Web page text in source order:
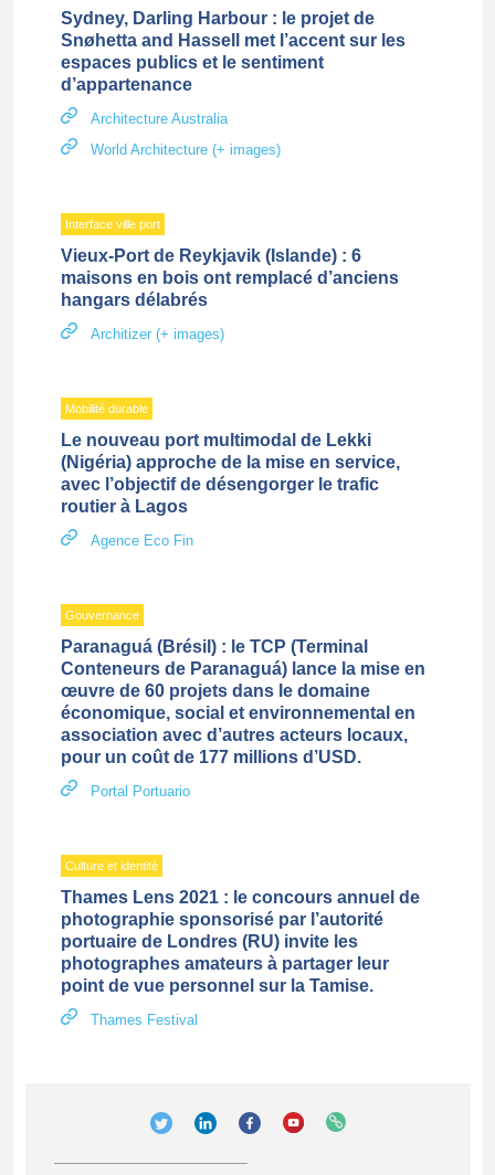
Sydney, Darling Harbour : le projet de
Snøhetta and Hassell met l’accent sur les
espaces publics et le sentiment
d’appartenance
Architecture Australia
World Architecture (+ images)
Interface ville port
Vieux-Port de Reykjavik (Islande) : 6
maisons en bois ont remplacé d’anciens
hangars délabrés
Architizer (+ images)
Mobilité durable
Le nouveau port multimodal de Lekki
(Nigéria) approche de la mise en service,
avec l’objectif de désengorger le trafic
routier à Lagos
Agence Eco Fin
Gouvernance
Paranaguá (Brésil) : le TCP (Terminal
Conteneurs de Paranaguá) lance la mise en
œuvre de 60 projets dans le domaine
économique, social et environnemental en
association avec d’autres acteurs locaux,
pour un coût de 177 millions d’USD.
Portal Portuario
Culture et identité
Thames Lens 2021 : le concours annuel de
photographie sponsorisé par l’autorité
portuaire de Londres (RU) invite les
photographes amateurs à partager leur
point de vue personnel sur la Tamise.
Thames Festival